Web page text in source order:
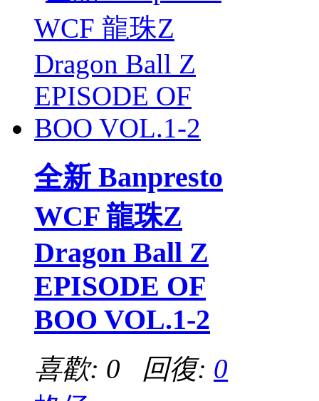
全新 Banpresto
WCF 龍珠Z
Dragon Ball Z
EPISODE OF
BOO VOL.1-2
喜歡: 0 回復: 0